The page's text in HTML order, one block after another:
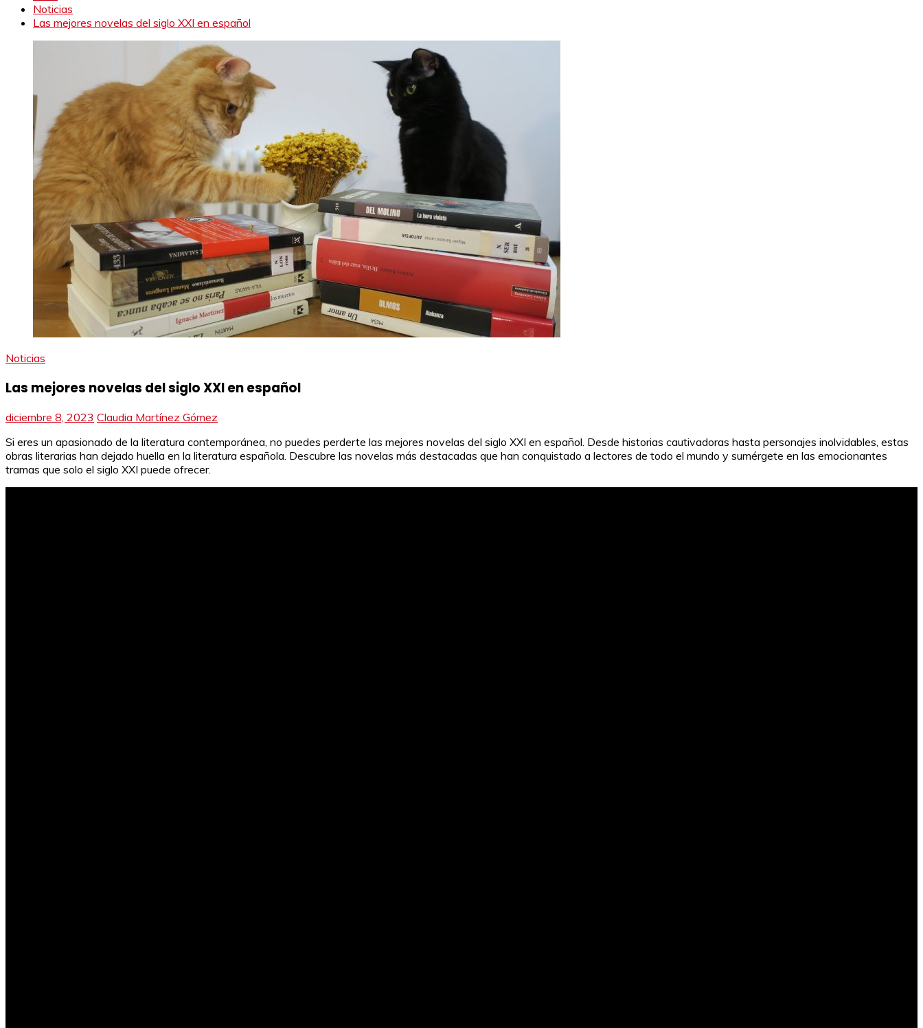
Noticias
Las mejores novelas del siglo XXI en español
Noticias
Las mejores novelas del siglo XXI en español
diciembre 8, 2023 Claudia Martínez Gómez
Si eres un apasionado de la literatura contemporánea, no puedes perderte las mejores novelas del siglo XXI en español. Desde historias cautivadoras hasta personajes inolvidables, estas
obras literarias han dejado huella en la literatura española. Descubre las novelas más destacadas que han conquistado a lectores de todo el mundo y sumérgete en las emocionantes
tramas que solo el siglo XXI puede ofrecer.